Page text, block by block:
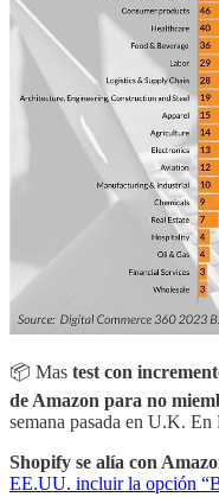
📦 Mas test con
de Amazon para no
semana pasada en U.K.
Shopify se alía con
EE.UU. incluir la opción